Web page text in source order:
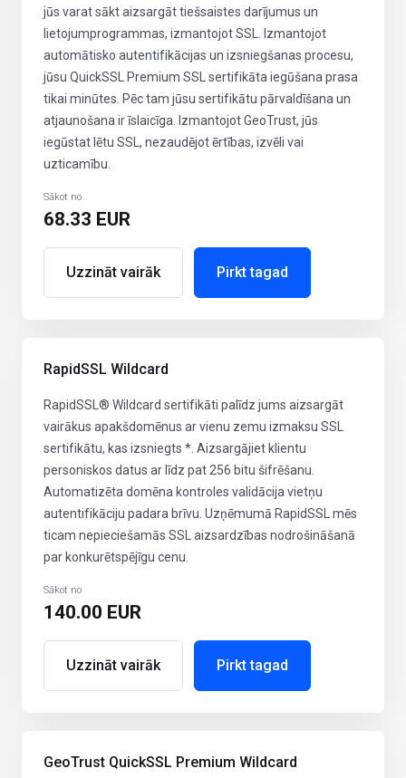
jūs varat sākt aizsargāt tiešsaistes darījumus un
lietojumprogrammas, izmantojot SSL. Izmantojot
automātisko autentifikācijas un izsniegšanas procesu,
jūsu QuickSSL Premium SSL sertifikāta iegūšana prasa
tikai minūtes. Pēc tam jūsu sertifikātu pārvaldīšana un
atjaunošana ir īslaicīga. Izmantojot GeoTrust, jūs
iegūstat lētu SSL, nezaudējot ērtības, izvēli vai
uzticamību.
Sākot no
68.33 EUR
Uzzināt vairāk Pirkt tagad
RapidSSL Wildcard
RapidSSL® Wildcard sertifikāti palīdz jums aizsargāt
vairākus apakšdomēnus ar vienu zemu izmaksu SSL
sertifikātu, kas izsniegts *. Aizsargājiet klientu
personiskos datus ar līdz pat 256 bitu šifrēšanu.
Automatizēta domēna kontroles validācija vietņu
autentifikāciju padara brīvu. Uzņēmumā RapidSSL mēs
ticam nepieciešamās SSL aizsardzības nodrošināšanā
par konkurētspējīgu cenu.
Sākot no
140.00 EUR
Uzzināt vairāk Pirkt tagad
GeoTrust QuickSSL Premium Wildcard